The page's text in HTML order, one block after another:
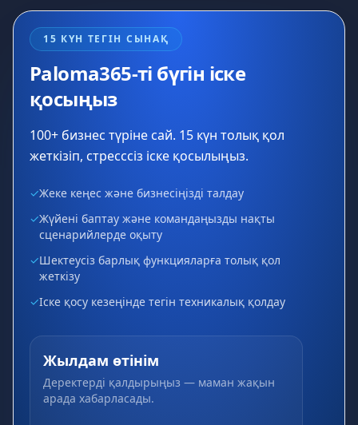
15 КҮН ТЕГІН СЫНАҚ
Paloma365-ті бүгін іске
қосыңыз
100+ бизнес түріне сай. 15 күн толық қол
жеткізіп, стресссіз іске қосылыңыз.
✓Жеке кеңес және бизнесіңізді талдау
✓Жүйені баптау және командаңызды нақты
сценарийлерде оқыту
✓Шектеусіз барлық функцияларға толық қол
жеткізу
✓Іске қосу кезеңінде тегін техникалық қолдау
Жылдам өтінім
Деректерді қалдырыңыз — маман жақын
арада хабарласады.